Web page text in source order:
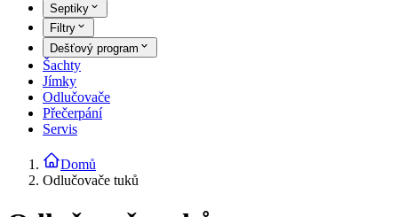
Septiky
Filtry
Dešťový program
Šachty
Jímky
Odlučovače
Přečerpání
Servis
Domů
Odlučovače tuků